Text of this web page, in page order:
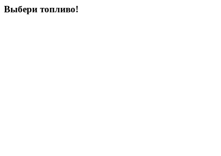
Выбери топливо!